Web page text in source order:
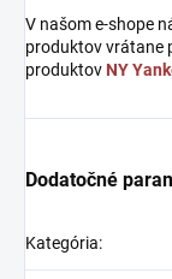
V našom e-shope
produktov vrátane
produktov NY
Dodatočné
Kategória: